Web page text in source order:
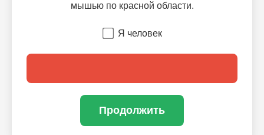
мышью по красной области.
Я человек
Продолжить